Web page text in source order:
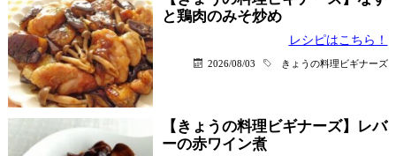
と鶏肉のみそ炒め
レシピはこちら！
2026/08/03 きょうの料理ビギナーズ
【きょうの料理ビギナーズ】レバ
ーの赤ワイン煮